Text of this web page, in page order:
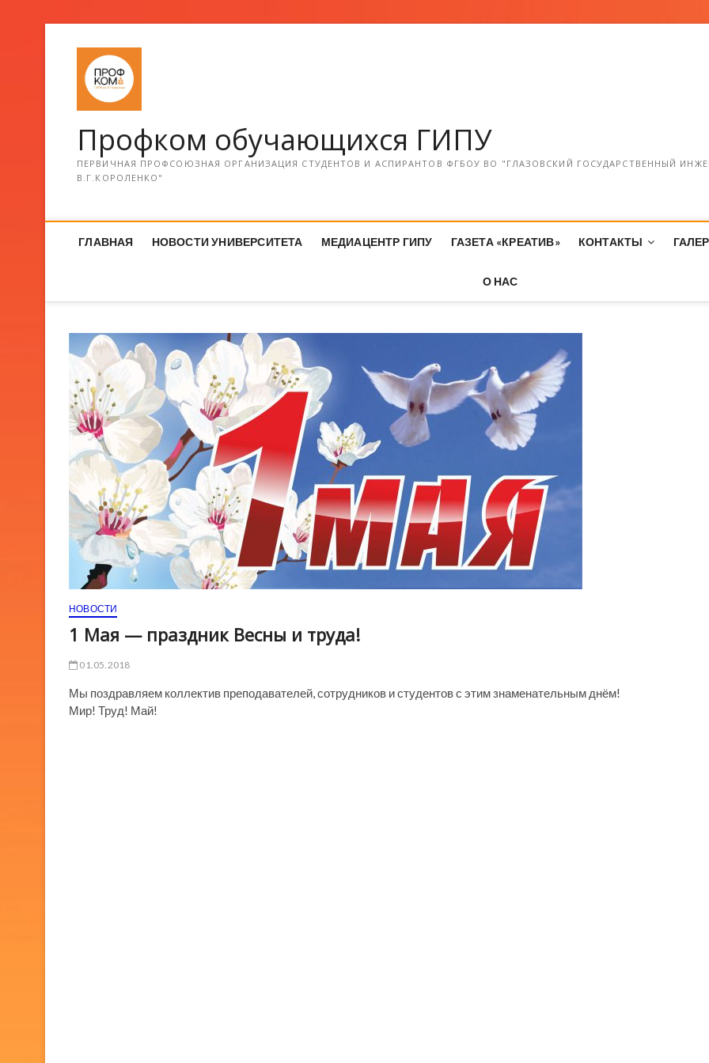
Профком обучающихся ГИПУ
ПЕРВИЧНАЯ ПРОФСОЮЗНАЯ ОРГАНИЗАЦИЯ СТУДЕНТОВ И АСПИРАНТОВ ФГБОУ ВО "ГЛАЗОВСКИЙ ГОСУДАРСТВЕННЫЙ
В.Г.КОРОЛЕНКО"
ГЛАВНАЯ НОВОСТИ УНИВЕРСИТЕТА МЕДИАЦЕНТР ГИПУ ГАЗЕТА «КРЕАТИВ» КОНТАКТЫ
О НАС
НОВОСТИ
1 Мая — праздник Весны и труда!
01.05.2018
Мы поздравляем коллектив преподавателей, сотрудников и студентов с этим знаменательным днём!
Мир! Труд! Май!